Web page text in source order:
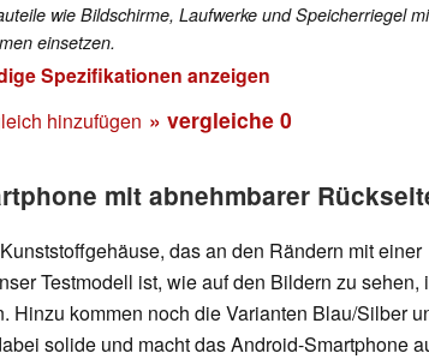
wie Bildschirme, Laufwerke und Speicherriegel
einsetzen.
Spezifikationen anzeigen
hinzufügen » vergleiche 0
mit abnehmbarer
das an den Rändern mit einer
Testmodell ist, wie auf den Bildern zu sehen,
Hinzu kommen noch die Varianten Blau/Silber
solide und macht das Android-Smartphone